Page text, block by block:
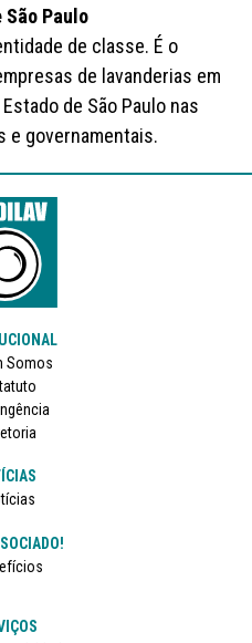
São Paulo
de classe. É o
de lavanderias em
de São Paulo nas
e governamentais.
Somos